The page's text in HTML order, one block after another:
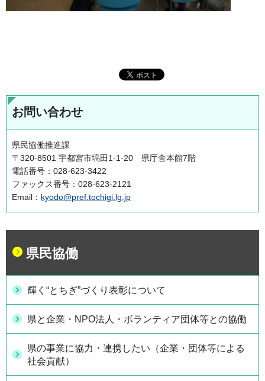
お問い合わせ
県民協働推進課
〒320-8501 宇都宮市塙田1-1-20 県庁舎本館7階
電話番号：028-623-3422
ファックス番号：028-623-2121
Email： kyodo@pref.tochigi.lg.jp
県民協働
輝く“とちぎ”づくり表彰について
県と企業・NPO法人・ボランティア団体等との協働
県の事業に協力・連携したい（企業・団体等による
社会貢献）